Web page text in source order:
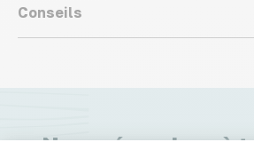
Conseils
Nous répondons à